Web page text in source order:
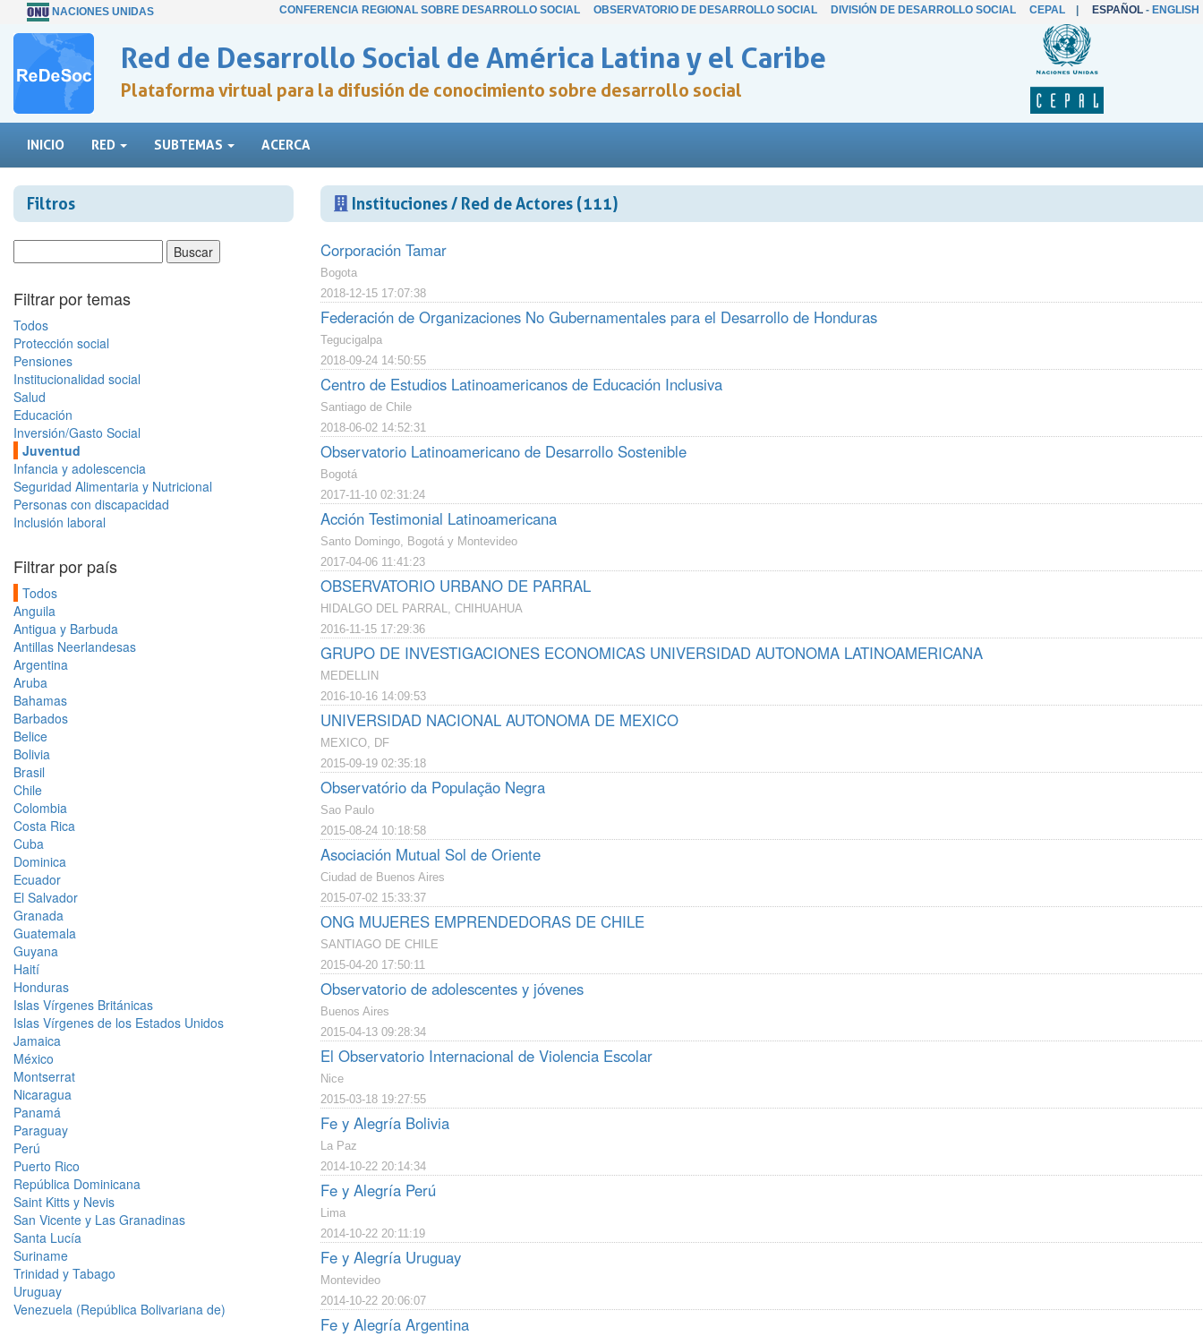
NACIONES UNIDAS CONFERENCIA REGIONAL SOBRE DESARROLLO SOCIAL OBSERVATORIO DE DESARROLLO SOCIAL DIVISIÓN DE DESARROLLO SOCIAL CEPAL| ESPAÑOL- ENGLISH
Red de Desarrollo Social de América Latina y el Caribe
Plataforma virtual para la difusión de conocimiento sobre desarrollo social
INICIO RED SUBTEMAS ACERCA
Filtros
Filtrar por temas
Todos
Protección social
Pensiones
Institucionalidad social
Salud
Educación
Inversión/Gasto Social
Juventud
Infancia y adolescencia
Seguridad Alimentaria y Nutricional
Personas con discapacidad
Inclusión laboral
Filtrar por país
Todos
Anguila
Antigua y Barbuda
Antillas Neerlandesas
Argentina
Aruba
Bahamas
Barbados
Belice
Bolivia
Brasil
Chile
Colombia
Costa Rica
Cuba
Dominica
Ecuador
El Salvador
Granada
Guatemala
Guyana
Haití
Honduras
Islas Vírgenes Británicas
Islas Vírgenes de los Estados Unidos
Jamaica
México
Montserrat
Nicaragua
Panamá
Paraguay
Perú
Puerto Rico
República Dominicana
Saint Kitts y Nevis
San Vicente y Las Granadinas
Santa Lucía
Suriname
Trinidad y Tabago
Uruguay
Venezuela (República Bolivariana de)
Instituciones / Red de Actores (111)
Corporación Tamar
Bogota
2018-12-15 17:07:38
Federación de Organizaciones No Gubernamentales para el Desarrollo de Honduras
Tegucigalpa
2018-09-24 14:50:55
Centro de Estudios Latinoamericanos de Educación Inclusiva
Santiago de Chile
2018-06-02 14:52:31
Observatorio Latinoamericano de Desarrollo Sostenible
Bogotá
2017-11-10 02:31:24
Acción Testimonial Latinoamericana
Santo Domingo, Bogotá y Montevideo
2017-04-06 11:41:23
OBSERVATORIO URBANO DE PARRAL
HIDALGO DEL PARRAL, CHIHUAHUA
2016-11-15 17:29:36
GRUPO DE INVESTIGACIONES ECONOMICAS UNIVERSIDAD AUTONOMA LATINOAMERICANA
MEDELLIN
2016-10-16 14:09:53
UNIVERSIDAD NACIONAL AUTONOMA DE MEXICO
MEXICO, DF
2015-09-19 02:35:18
Observatório da População Negra
Sao Paulo
2015-08-24 10:18:58
Asociación Mutual Sol de Oriente
Ciudad de Buenos Aires
2015-07-02 15:33:37
ONG MUJERES EMPRENDEDORAS DE CHILE
SANTIAGO DE CHILE
2015-04-20 17:50:11
Observatorio de adolescentes y jóvenes
Buenos Aires
2015-04-13 09:28:34
El Observatorio Internacional de Violencia Escolar
Nice
2015-03-18 19:27:55
Fe y Alegría Bolivia
La Paz
2014-10-22 20:14:34
Fe y Alegría Perú
Lima
2014-10-22 20:11:19
Fe y Alegría Uruguay
Montevideo
2014-10-22 20:06:07
Fe y Alegría Argentina